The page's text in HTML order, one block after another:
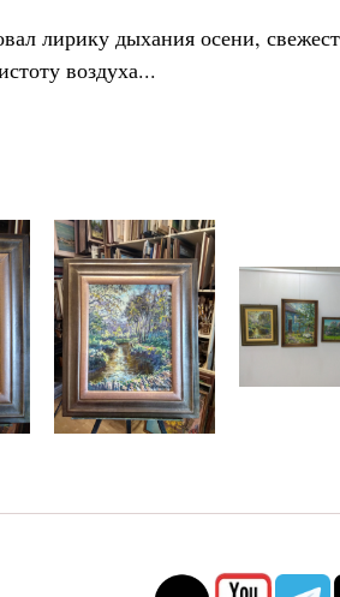
лирику дыхания осени,
воздуха...